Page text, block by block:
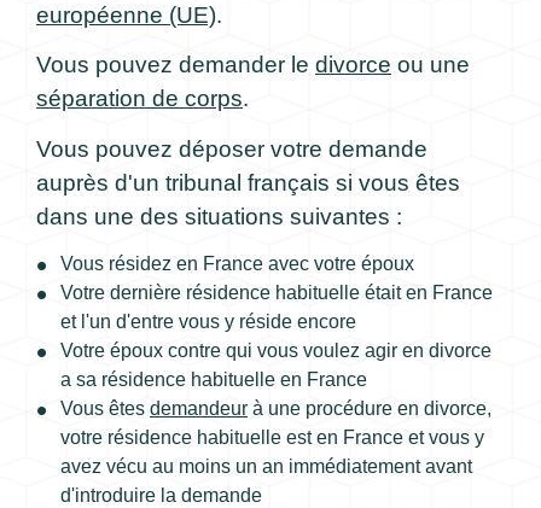
européenne (UE).
Vous pouvez demander le divorce ou une
séparation de corps.
Vous pouvez déposer votre demande
auprès d'un tribunal français si vous êtes
dans une des situations suivantes :
Vous résidez en France avec votre époux
Votre dernière résidence habituelle était en France
et l'un d'entre vous y réside encore
Votre époux contre qui vous voulez agir en divorce
a sa résidence habituelle en France
Vous êtes demandeur à une procédure en divorce,
votre résidence habituelle est en France et vous y
avez vécu au moins un an immédiatement avant
d'introduire la demande